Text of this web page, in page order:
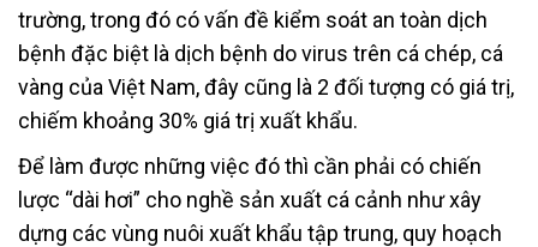
trường, trong đó có vấn đề kiểm soát an toàn dịch
bệnh đặc biệt là dịch bệnh do virus trên cá chép, cá
vàng của Việt Nam, đây cũng là 2 đối tượng có giá trị,
chiếm khoảng 30% giá trị xuất khẩu.
Để làm được những việc đó thì cần phải có chiến
lược “dài hơi” cho nghề sản xuất cá cảnh như xây
dựng các vùng nuôi xuất khẩu tập trung, quy hoạch